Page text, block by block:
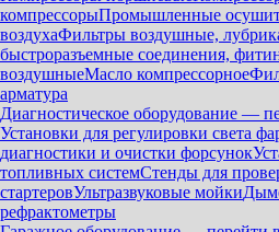
компрессорыПромышленные
воздухаФильтры воздушные,
быстроразъемные соединения,
воздушныеМасло компрессорное
арматура
Диагностическое оборудование —
Установки для регулировки света
диагностики и очистки форсунок
топливных системСтенды для
стартеровУльтразвуковые мойки
рефрактометры